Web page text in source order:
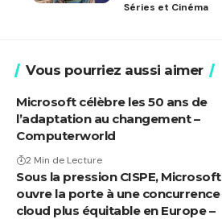
Séries et Cinéma
Vous pourriez aussi aimer
Microsoft célèbre les 50 ans de
l’adaptation au changement –
Computerworld
2 Min de Lecture
Sous la pression CISPE, Microsoft
ouvre la porte à une concurrence
cloud plus équitable en Europe –